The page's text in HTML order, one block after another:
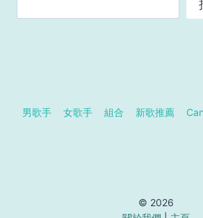
男歌手 女歌手 組合 新歌推薦
© 2026